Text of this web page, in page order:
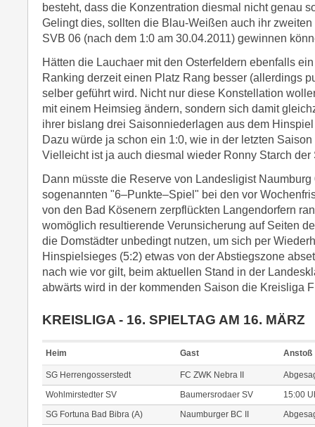
besteht, dass die Konzentration diesmal nicht genau
Gelingt dies, sollten die Blau-Weißen auch ihr
SVB 06 (nach dem 1:0 am 30.04.2011) gewinnen
Hätten die Lauchaer mit den Osterfeldern ebenfalls
Ranking derzeit einen Platz Rang besser (allerdings
selber geführt wird. Nicht nur diese Konstellation
mit einem Heimsieg ändern, sondern sich damit
ihrer bislang drei Saisonniederlagen aus dem
Dazu würde ja schon ein 1:0, wie in der letzten
Vielleicht ist ja auch diesmal wieder Ronny Starch der
Dann müsste die Reserve von Landesligist Naumburg
sogenannten "6–Punkte–Spiel" bei den vor
von den Bad Kösenern zerpflückten Langendorfern
womöglich resultierende Verunsicherung auf Seiten
die Domstädter unbedingt nutzen, um sich per
Hinspielsieges (5:2) etwas von der Abstiegszone
nach wie vor gilt, beim aktuellen Stand in der
abwärts wird in der kommenden Saison die Kreisliga
KREISLIGA - 16. SPIELTAG AM 16. MÄRZ
Heim Gast Anstoß
SG Herrengosserstedt FC ZWK Nebra II
Wohlmirstedter SV
Baumersrodaer SV
15:00
SG Fortuna Bad Bibra (A)
Naumburger BC II